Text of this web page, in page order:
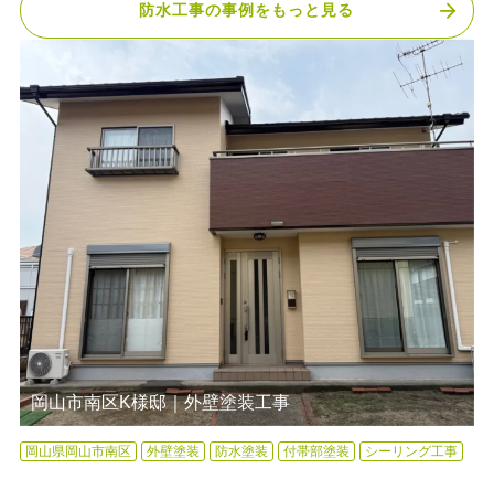
防水工事の事例をもっと見る
岡山市南区K様邸｜外壁塗装工事
岡山県岡山市南区 外壁塗装 防水塗装 付帯部塗装 シーリング工事